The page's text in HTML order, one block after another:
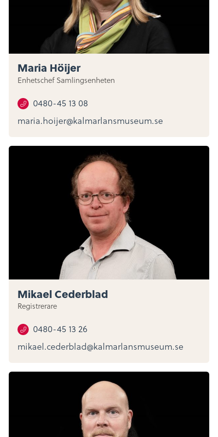
Maria Höijer
Enhetschef Samlingsenheten
0480-45 13 08
maria.hoijer@kalmarlansmuseum.se
Mikael Cederblad
Registrerare
0480-45 13 26
mikael.cederblad@kalmarlansmuseum.se